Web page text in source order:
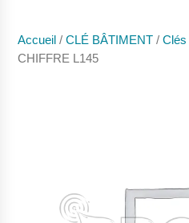
Accueil /CLÉ BÂTIMENT /Clés
CHIFFRE L145